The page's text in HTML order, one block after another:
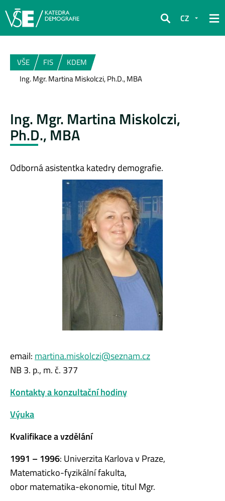
Hledat
CZ
VŠE FIS
KDEM
Ing. Mgr. Martina Miskolczi, Ph.D., MBA
Ing. Mgr. Martina Miskolczi,
Ph.D., MBA
Odborná asistentka katedry demografie.
email: martina.miskolczi@seznam.cz
NB 3. p., m. č. 377
Kontakty a konzultační hodiny
Výuka
Kvalifikace a vzdělání
1991 – 1996: Univerzita Karlova v Praze,
Matematicko-fyzikální fakulta,
obor matematika-ekonomie, titul Mgr.